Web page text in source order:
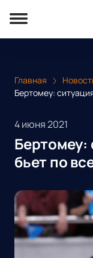
Главная
Бертомеу:
4 июня 2021
Бертомеу:
бьет по